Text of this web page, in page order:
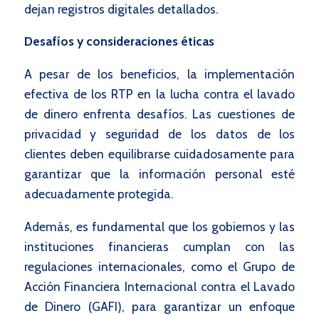
dejan registros digitales detallados.
Desafíos y consideraciones éticas
A pesar de los beneficios, la implementación
efectiva de los RTP en la lucha contra el lavado
de dinero enfrenta desafíos. Las cuestiones de
privacidad y seguridad de los datos de los
clientes deben equilibrarse cuidadosamente para
garantizar que la información personal esté
adecuadamente protegida.
Además, es fundamental que los gobiernos y las
instituciones financieras cumplan con las
regulaciones internacionales, como el Grupo de
Acción Financiera Internacional contra el Lavado
de Dinero (GAFI), para garantizar un enfoque